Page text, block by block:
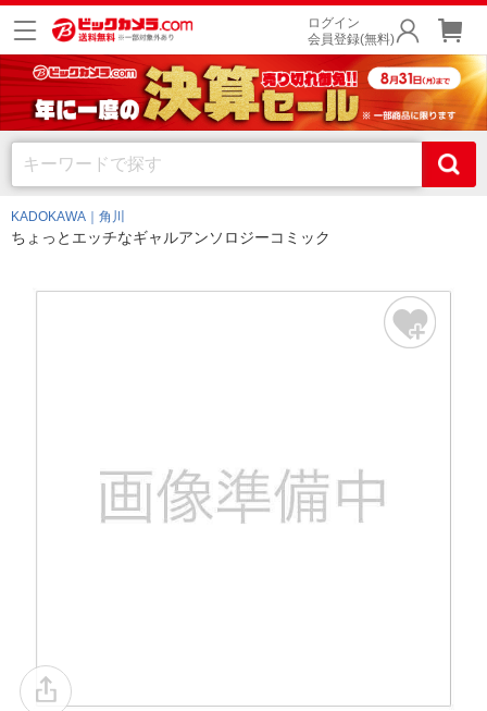
ログイン
会員登録(無料)
KADOKAWA｜角川
ちょっとエッチなギャルアンソロジーコミック